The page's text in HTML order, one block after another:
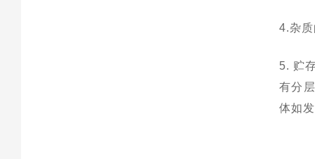
4.杂
5. 贮
有分
体如